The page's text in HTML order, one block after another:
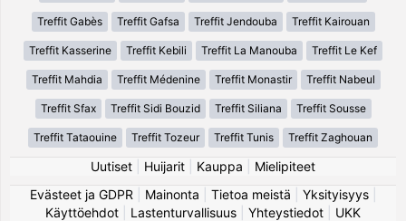
Treffit Gabès Treffit Gafsa Treffit Jendouba Treffit Kairouan
Treffit Kasserine Treffit Kebili Treffit La Manouba Treffit Le Kef
Treffit Mahdia Treffit Médenine Treffit Monastir Treffit Nabeul
Treffit Sfax Treffit Sidi Bouzid Treffit Siliana Treffit Sousse
Treffit Tataouine Treffit Tozeur Treffit Tunis Treffit Zaghouan
Uutiset Huijarit Kauppa
Mielipiteet
Evästeet ja GDPR
Mainonta Tietoa meistä Yksityisyys|
Käyttöehdot
Lastenturvallisuus Yhteystiedot UKK